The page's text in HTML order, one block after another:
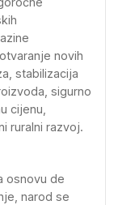
novih
stabilizacija
sigurno
cijenu,
ruralni razvoj.
osnovu de
narod se